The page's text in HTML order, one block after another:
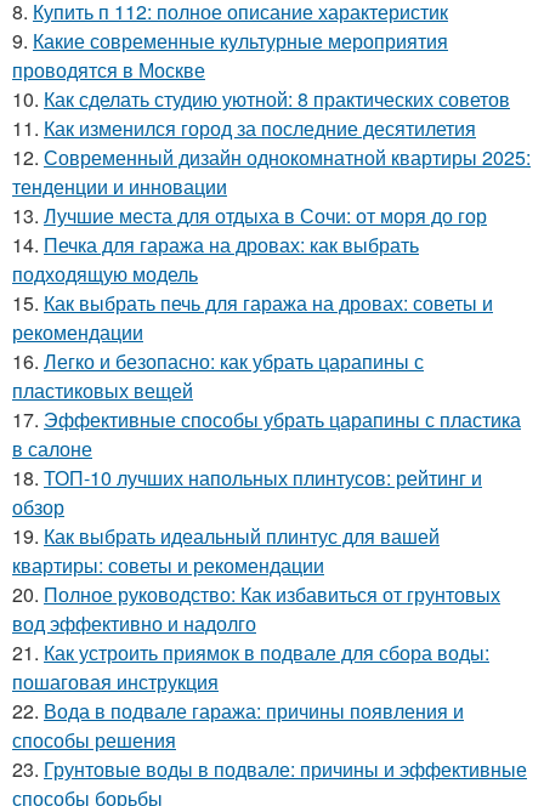
8. Купить п 112: полное описание характеристик
9. Какие современные культурные мероприятия
проводятся в Москве
10. Как сделать студию уютной: 8 практических советов
11. Как изменился город за последние десятилетия
12. Современный дизайн однокомнатной квартиры 2025:
тенденции и инновации
13. Лучшие места для отдыха в Сочи: от моря до гор
14. Печка для гаража на дровах: как выбрать
подходящую модель
15. Как выбрать печь для гаража на дровах: советы и
рекомендации
16. Легко и безопасно: как убрать царапины с
пластиковых вещей
17. Эффективные способы убрать царапины с пластика
в салоне
18. ТОП-10 лучших напольных плинтусов: рейтинг и
обзор
19. Как выбрать идеальный плинтус для вашей
квартиры: советы и рекомендации
20. Полное руководство: Как избавиться от грунтовых
вод эффективно и надолго
21. Как устроить приямок в подвале для сбора воды:
пошаговая инструкция
22. Вода в подвале гаража: причины появления и
способы решения
23. Грунтовые воды в подвале: причины и эффективные
способы борьбы